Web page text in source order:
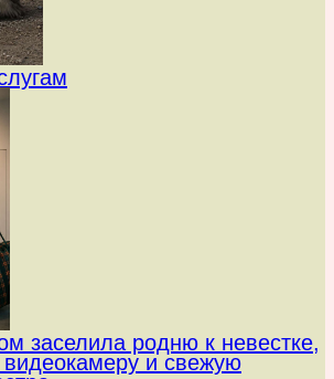
заселила родню к невестке,
и свежую